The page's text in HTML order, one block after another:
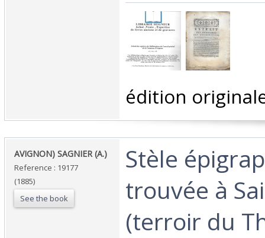
‎édition
‎AVIGNON) SAGNIER (A.)‎
Reference : 19177
(1885)
See the book
‎Stèle
trouvée à
(terroir du